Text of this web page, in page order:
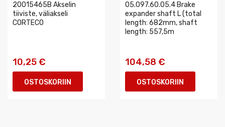
20015465B Akselin
tiiviste, väliakseli
CORTECO
10,25 €
OSTOSKORIIN
05.097.60.05.4 Brake
expander shaft L (total
length: 682mm, shaft
length: 557,5m
104,58 €
OSTOSKORIIN